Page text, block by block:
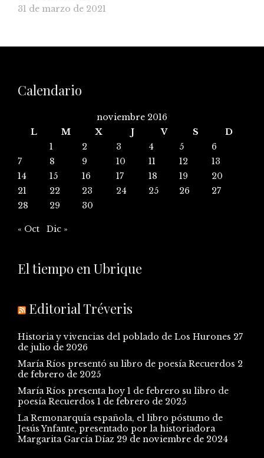
31 de marzo de 2021
Calendario
noviembre 2016
L
M X J V S
D
1
2 3 4 5
6
7
8 9 10 11 12
13
14
15 16 17 18 19
20
21
22 23 24 25 26
27
28
29 30
« Oct Dic »
El tiempo en Ubrique
Editorial Tréveris
Historia y vivencias del poblado de Los Hurones 27
de julio de 2026
María Ríos presentó su libro de poesía Recuerdos 2
de febrero de 2025
María Ríos presenta hoy 1 de febrero su libro de
poesía Recuerdos 1 de febrero de 2025
La Remonarquía española, el libro póstumo de
Jesús Ynfante, presentado por la historiadora
Margarita García Díaz 29 de noviembre de 2024